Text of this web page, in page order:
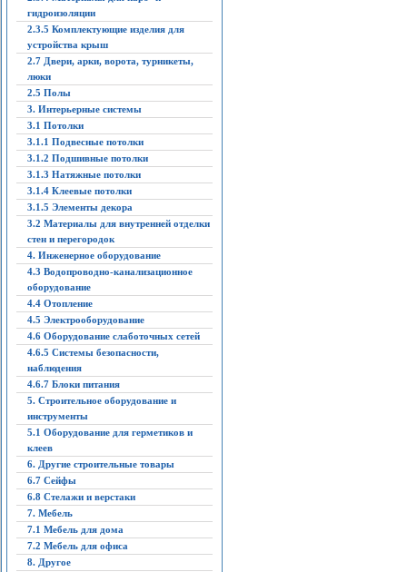
гидроизоляции
2.3.5 Комплектующие изделия для
устройства крыш
2.7 Двери, арки, ворота, турникеты,
люки
2.5 Полы
3. Интерьерные системы
3.1 Потолки
3.1.1 Подвесные потолки
3.1.2 Подшивные потолки
3.1.3 Натяжные потолки
3.1.4 Клеевые потолки
3.1.5 Элементы декора
3.2 Материалы для внутренней отделки
стен и перегородок
4. Инженерное оборудование
4.3 Водопроводно-канализационное
оборудование
4.4 Отопление
4.5 Электрооборудование
4.6 Оборудование слаботочных сетей
4.6.5 Системы безопасности,
наблюдения
4.6.7 Блоки питания
5. Строительное оборудование и
инструменты
5.1 Оборудование для герметиков и
клеев
6. Другие строительные товары
6.7 Сейфы
6.8 Стелажи и верстаки
7. Мебель
7.1 Мебель для дома
7.2 Мебель для офиса
8. Другое